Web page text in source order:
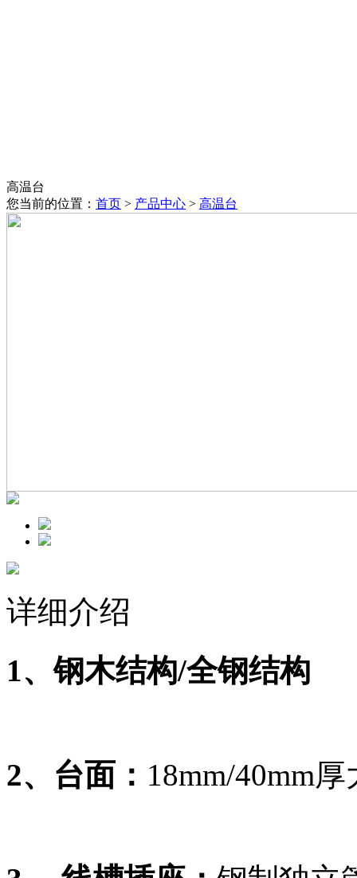
高温台
您当前的位置： 首页 > 产品中心 > 高温台
详细介绍
1、钢木结构/全钢结构
2、台面： 18mm/40mm